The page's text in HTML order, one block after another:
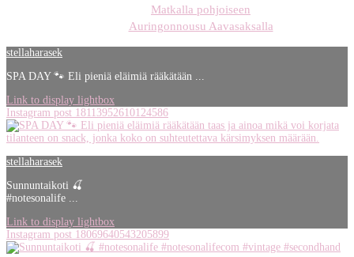
Matkalla pohjoiseen
Auringonnousu Aavasaksalla
stellaharasek
SPA DAY 🐾 Eli pieniä eläimiä rääkätään ...
Link to display lightbox
Instagram post 18113952610124586
stellaharasek
Sunnuntaikoti 🍒
#notesonalife ...
Link to display lightbox
Instagram post 18069640543205899